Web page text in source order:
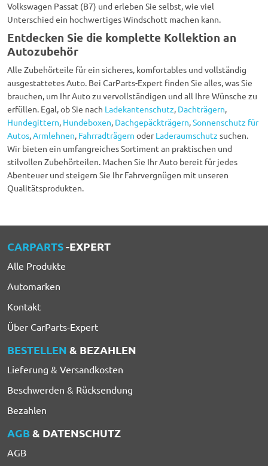
Volkswagen Passat (B7) und erleben Sie selbst, wie viel
Unterschied ein hochwertiges Windschott machen kann.
Entdecken Sie die komplette Kollektion an
Autozubehör
Alle Zubehörteile für ein sicheres, komfortables und vollständig
ausgestattetes Auto. Bei CarParts-Expert finden Sie alles, was Sie
brauchen, um Ihr Auto zu vervollständigen und all Ihre Wünsche zu
erfüllen. Egal, ob Sie nach Ladekantenschutz, Dachträgern,
Hundegittern, Hundeboxen, Dachgepäckträgern,Sonnenschutz für
Autos,Armlehnen, Fahrradträgern oderLaderaumschutz suchen.
Wir bieten ein umfangreiches Sortiment an praktischen und
stilvollen Zubehörteilen. Machen Sie Ihr Auto bereit für jedes
Abenteuer und steigern Sie Ihr Fahrvergnügen mit unseren
Qualitätsprodukten.
CARPARTS-EXPERT
Alle Produkte
Automarken
Kontakt
Über CarParts-Expert
BESTELLEN & BEZAHLEN
Lieferung & Versandkosten
Beschwerden & Rücksendung
Bezahlen
AGB& DATENSCHUTZ
AGB